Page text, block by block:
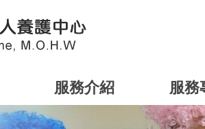
服務介紹 服務